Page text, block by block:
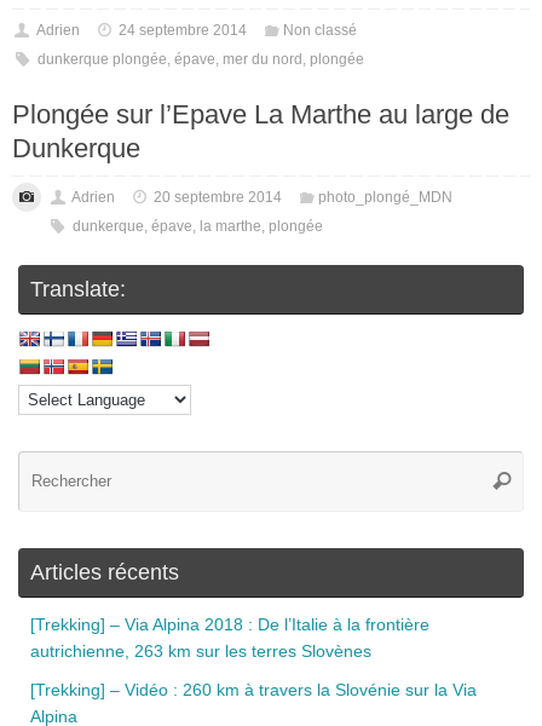
Adrien 24 septembre 2014
Non classé
dunkerque plongée épave mer du nord plongée
Plongée sur l’Epave La Marthe au large de
Dunkerque
Adrien 20 septembre 2014
photo_plongé_MDN
dunkerque épave la marthe plongée
Translate:
Articles récents
[Trekking] – Via Alpina 2018 : De l’Italie à la frontière
autrichienne, 263 km sur les terres Slovènes
[Trekking] – Vidéo : 260 km à travers la Slovénie sur la Via
Alpina